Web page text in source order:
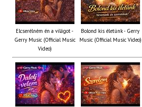
Elcserélném én a világot -
Gerry Music (Official Music
Video)
Bolond kis életünk - Gerry
Music (Official Music Video)